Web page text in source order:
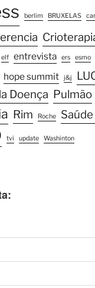
berlim BRUXELAS
elf entrevista ers esmo
hope summit j&j
Doença Pulmão
Rim Roche
tvi update Washinton